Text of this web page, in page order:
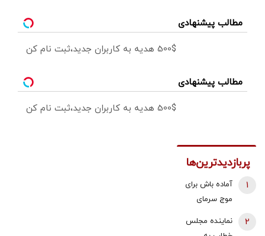
مطالب پیشنهادی
500$ هدیه به کاربران جدید،ثبت نام کن
مطالب پیشنهادی
500$ هدیه به کاربران جدید،ثبت نام کن
پربازدیدترین‌ها
آماده باش برای
موج سرمای
1
نماینده مجلس
2